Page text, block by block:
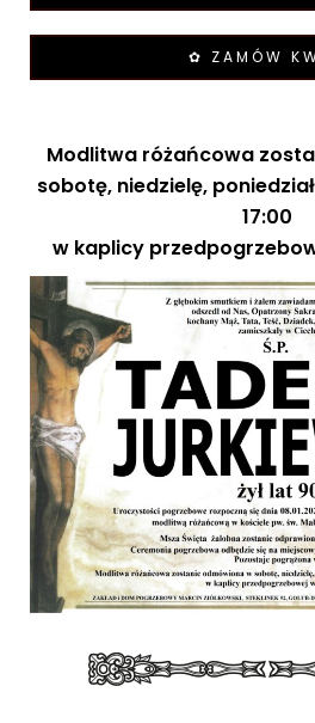
✿ ZAMÓW
Modlitwa różańcowa
sobotę, niedzielę,
17:00
w kaplicy